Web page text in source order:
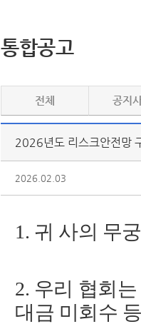
통합공고
전체 공지
2026년도 리스크안전망
2026.02.03
1. 귀 사의 무
2. 우리 협회
대금 미회수